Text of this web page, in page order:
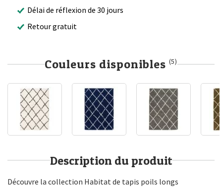
Délai de réflexion de 30 jours
Retour gratuit
Couleurs disponibles (5)
Description du produit
Découvre la collection Habitat de tapis poils longs